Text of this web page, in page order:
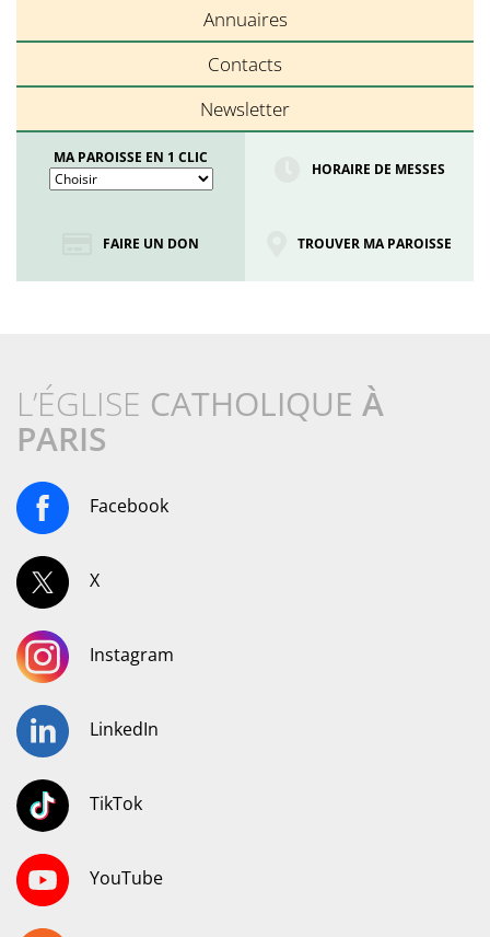
Annuaires
Contacts
Newsletter
MA PAROISSE EN 1 CLIC
HORAIRE DE MESSES
FAIRE UN DON TROUVER MA PAROISSE
L’ÉGLISE CATHOLIQUE À
PARIS
Facebook
X
Instagram
LinkedIn
TikTok
YouTube